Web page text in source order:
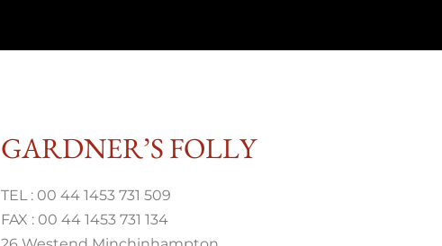
GARDNER’S FOLLY
TEL : 00 44 1453 731 509
FAX : 00 44 1453 731 134